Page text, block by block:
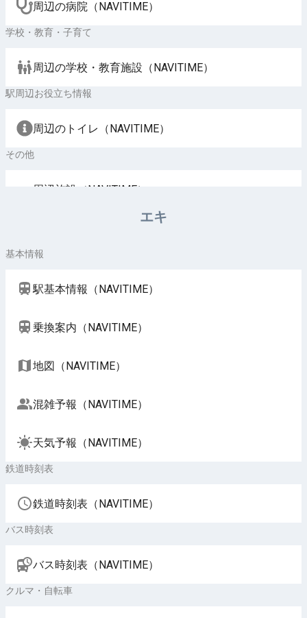
周辺の病院（NAVITIME）
学校・教育・子育て
周辺の学校・教育施設（NAVITIME）
駅周辺お役立ち情報
周辺のトイレ（NAVITIME）
その他
周辺施設（NAVITIME）
エキ
基本情報
駅基本情報（NAVITIME）
乗換案内（NAVITIME）
地図（NAVITIME）
混雑予報（NAVITIME）
天気予報（NAVITIME）
鉄道時刻表
鉄道時刻表（NAVITIME）
バス時刻表
バス時刻表（NAVITIME）
クルマ・自転車